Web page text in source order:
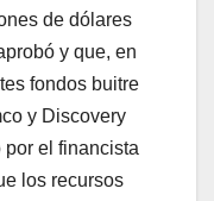
de dólares
y que, en
fondos buitre
y Discovery
el financista
los recursos